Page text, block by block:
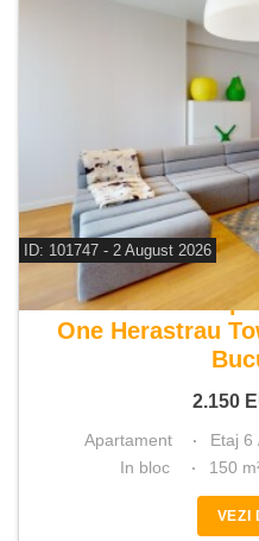
ID: 101747 - 2 August 2026
De inchiriat
One Herastrau
2.150
Apartament Etaj 6
In bloc
150
VEZI